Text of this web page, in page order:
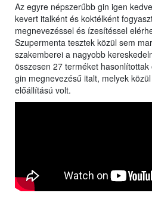
Az egyre népszerűbb gin igen
kevert italként és koktélként
megnevezéssel és ízesítéssel
Szupermenta tesztek közül sem
szakemberei a nagyobb
összesen 27 terméket
gin megnevezésű italt, melyek
előállítású volt.